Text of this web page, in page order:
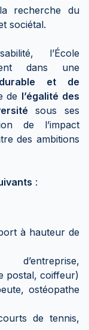
recherche du
sociétal.
l’École
dans une
et de
de l’égalité des
sous ses
de l’impact
des ambitions
:
à hauteur de
postal, coiffeur)
ostéopathe
de tennis,